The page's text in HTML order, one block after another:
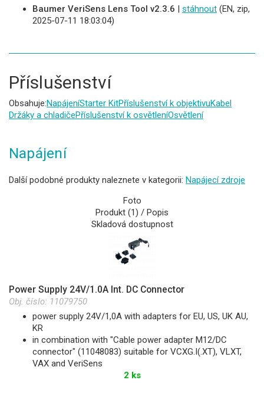
Baumer VeriSens Lens Tool v2.3.6 | stáhnout (EN, zip,
2025-07-11 18:03:04)
Příslušenství
Obsahuje:NapájeníStarter KitPříslušenství k objektivuKabel
Držáky a chladičePříslušenství k osvětleníOsvětlení
Napájení
Další podobné produkty naleznete v kategorii: Napájecí zdroje
Foto
Produkt (1) / Popis
Skladová dostupnost
Power Supply 24V/1.0A Int. DC Connector
Obj. číslo: 11079750
power supply 24V/1,0A with adapters for EU, US, UK AU,
KR
in combination with "Cable power adapter M12/DC
connector" (11048083) suitable for VCXG.I(.XT), VLXT,
VAX and VeriSens
2 ks